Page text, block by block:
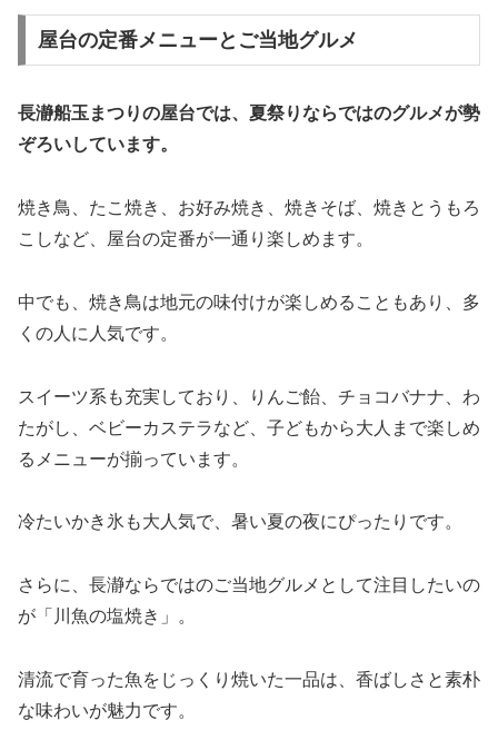
屋台の定番メニューとご当地グルメ
長瀞船玉まつりの屋台では、夏祭りならではのグルメが勢
ぞろいしています。
焼き鳥、たこ焼き、お好み焼き、焼きそば、焼きとうもろ
こしなど、屋台の定番が一通り楽しめます。
中でも、焼き鳥は地元の味付けが楽しめることもあり、多
くの人に人気です。
スイーツ系も充実しており、りんご飴、チョコバナナ、わ
たがし、ベビーカステラなど、子どもから大人まで楽しめ
るメニューが揃っています。
冷たいかき氷も大人気で、暑い夏の夜にぴったりです。
さらに、長瀞ならではのご当地グルメとして注目したいの
が「川魚の塩焼き」。
清流で育った魚をじっくり焼いた一品は、香ばしさと素朴
な味わいが魅力です。